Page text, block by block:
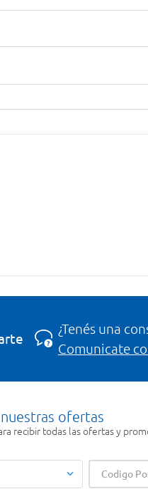
¿Tenés una
Comunicate
ofertas
recibir todas las ofertas y